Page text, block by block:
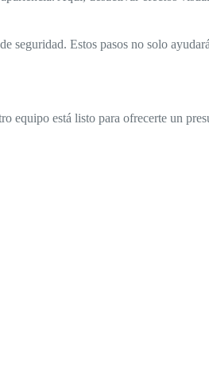
seguridad. Estos pasos no solo
equipo está listo para ofrecerte un